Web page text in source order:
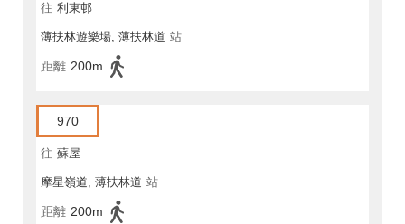
往 利東邨
薄扶林遊樂場, 薄扶林道 站
距離 200m
970
往 蘇屋
摩星嶺道, 薄扶林道 站
距離 200m